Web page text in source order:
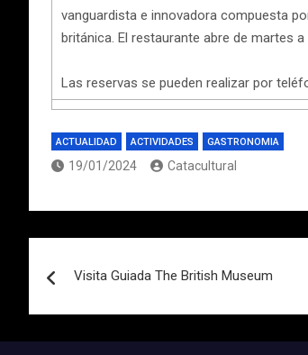
vanguardista e innovadora compuesta
británica. El restaurante abre de martes
Las reservas se pueden realizar por
ACTUALIDAD ACTIVIDADES GASTRONOMIA
19/01/2024 Catacultural
de
Visita Guiada The British Museum